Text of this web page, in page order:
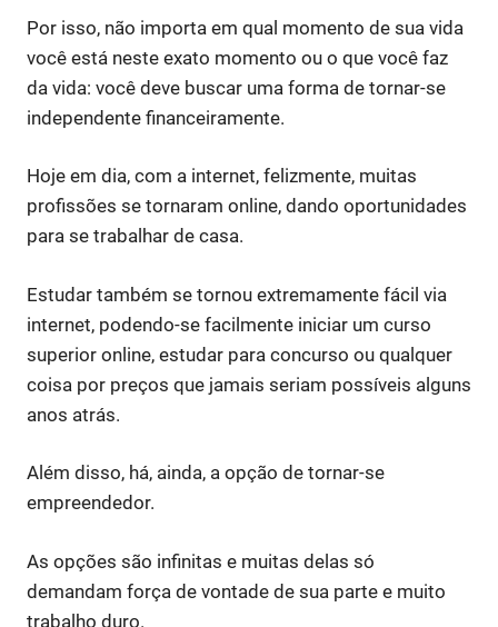
Por isso, não importa em qual momento de sua vida
você está neste exato momento ou o que você faz
da vida: você deve buscar uma forma de tornar-se
independente financeiramente.
Hoje em dia, com a internet, felizmente, muitas
profissões se tornaram online, dando oportunidades
para se trabalhar de casa.
Estudar também se tornou extremamente fácil via
internet, podendo-se facilmente iniciar um curso
superior online, estudar para concurso ou qualquer
coisa por preços que jamais seriam possíveis alguns
anos atrás.
Além disso, há, ainda, a opção de tornar-se
empreendedor.
As opções são infinitas e muitas delas só
demandam força de vontade de sua parte e muito
trabalho duro.